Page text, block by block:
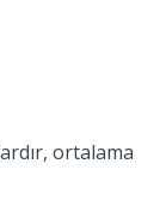
ortalama